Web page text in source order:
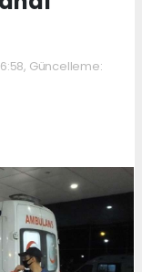
Güncelleme: